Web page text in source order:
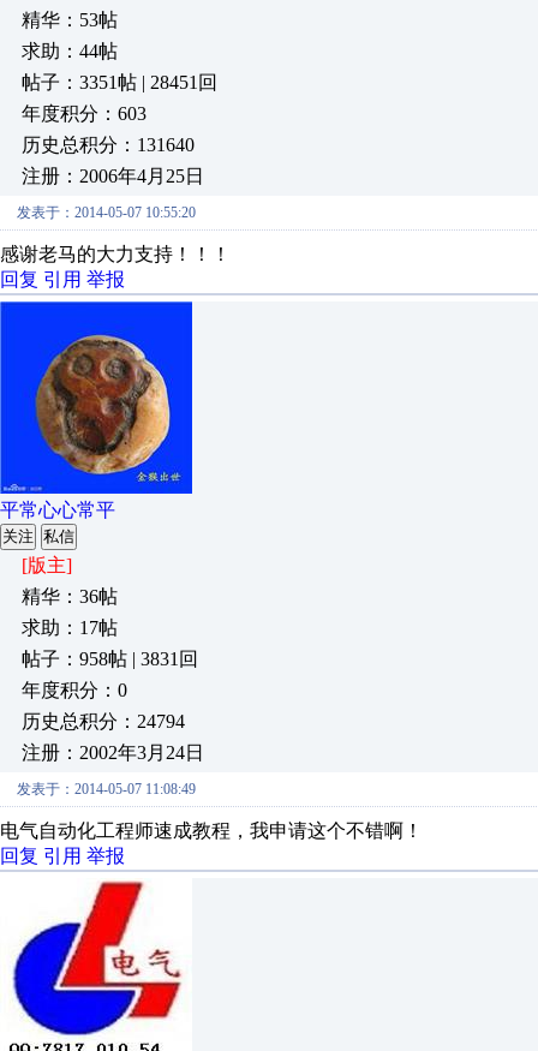
精华：53帖
求助：44帖
帖子：3351帖 | 28451回
年度积分：603
历史总积分：131640
注册：2006年4月25日
发表于：2014-05-07 10:55:20
感谢老马的大力支持！！！
回复 引用 举报
平常心心常平
关注 私信
[版主]
精华：36帖
求助：17帖
帖子：958帖 | 3831回
年度积分：0
历史总积分：24794
注册：2002年3月24日
发表于：2014-05-07 11:08:49
电气自动化工程师速成教程，我申请这个不错啊！
回复 引用 举报